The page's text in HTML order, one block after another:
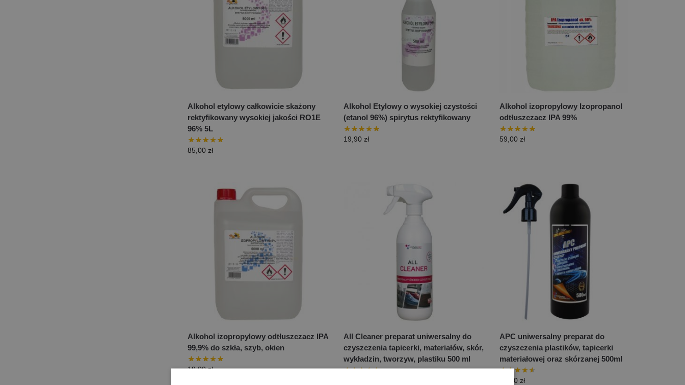
Alkohol etylowy całkowicie skażony
rektyfikowany wysokiej jakości RO1E
96% 5L
85,00 zł
Alkohol Etylowy o wysokiej czystości
(etanol 96%) spirytus rektyfikowany
19,90 zł
Alkohol izopropylowy Izopropanol
odtłuszczacz IPA 99%
59,00 zł
Alkohol izopropylowy odtłuszczacz IPA
99,9% do szkła, szyb, okien
19,00zł
All Cleaner preparat uniwersalny do
czyszczenia tapicerki, materiałów, skór,
wykładzin, tworzyw, plastiku 500 ml
APC uniwersalny preparat do
czyszczenia plastików, tapicerki
materiałowej oraz skórzanej 500ml
25,00 zł